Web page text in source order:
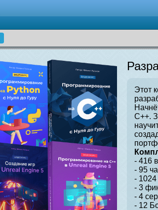
Этот
C++.
- 416
- 95
- 1024
- 3
- 4
- 12